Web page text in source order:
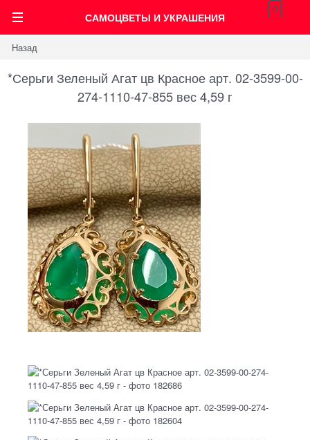
САМОЦВЕТЫ И УКРАШЕНИЯ
0
Назад
*Серьги Зеленый Агат цв Красное арт. 02-3599-00-
274-1110-47-855 вес 4,59 г